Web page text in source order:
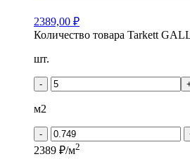
2389,00 ₽
Количество товара Tarkett
шт.
-
м2
-
2389 ₽/м2